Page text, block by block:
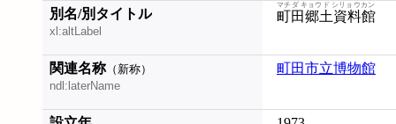
別名/別タイトル
xl:altLabel
町田郷土資料館
マチダ キョウド シリョウカン
関連名称（新称）
ndl:laterName
町田市立博物館